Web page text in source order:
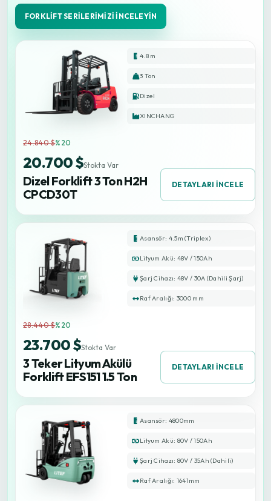
FORKLIFT SERILERIMIZI İNCELEYIN
Dizel Forklift 3 Ton H2H
CPCD30T
24.840 $%20
20.700 $Stokta Var
DETAYLARI İNCELE
4.8 m
3 Ton
Dizel
XINCHANG
3 Teker Lityum Akülü
Forklift EFS151 1.5 Ton
28.440 $%20
23.700 $Stokta Var
DETAYLARI İNCELE
Asansör: 4.5m (Triplex)
Lityum Akü: 48V / 150Ah
Şarj Cihazı: 48V / 30A (Dahili Şarj)
Raf Aralığı: 3000 mm
Asansör: 4800mm
Lityum Akü: 80V / 150Ah
Şarj Cihazı: 80V / 35Ah (Dahili)
Raf Aralığı: 1641mm